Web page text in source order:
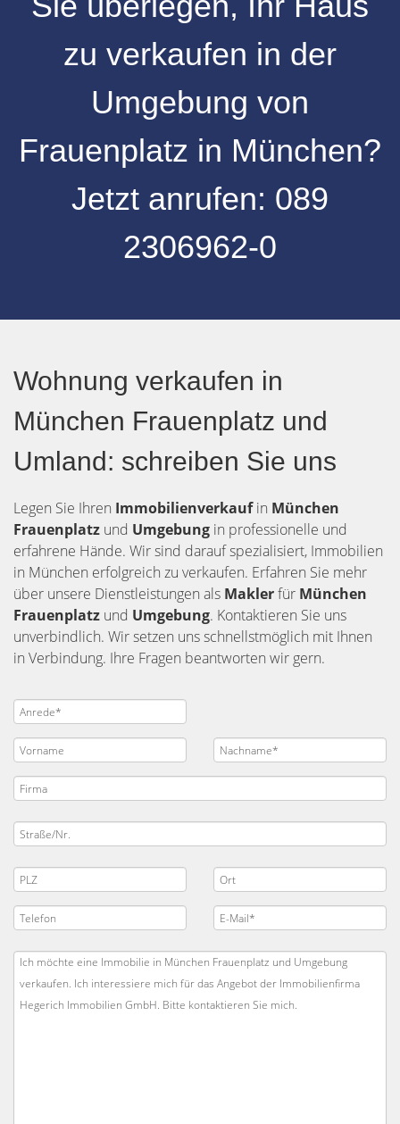
zu verkaufen in der
Umgebung von
Frauenplatz in München?
Jetzt anrufen: 089
2306962-0
Wohnung verkaufen in
München Frauenplatz und
Umland: schreiben Sie uns
Legen Sie Ihren Immobilienverkaufin München
Frauenplatz und Umgebung in professionelle und
erfahrene Hände. Wir sind darauf spezialisiert, Immobilien
in München erfolgreich zu verkaufen. Erfahren Sie mehr
über unsere Dienstleistungen als Maklerfür München
Frauenplatz und Umgebung. Kontaktieren Sie uns
unverbindlich. Wir setzen uns schnellstmöglich mit Ihnen
in Verbindung. Ihre Fragen beantworten wir gern.